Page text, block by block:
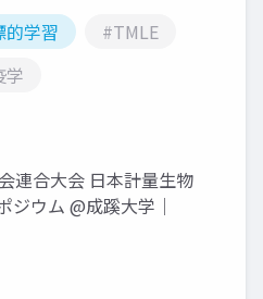
的学習
#TMLE
学
連合大会 日本計量生物
ウム @成蹊大学｜